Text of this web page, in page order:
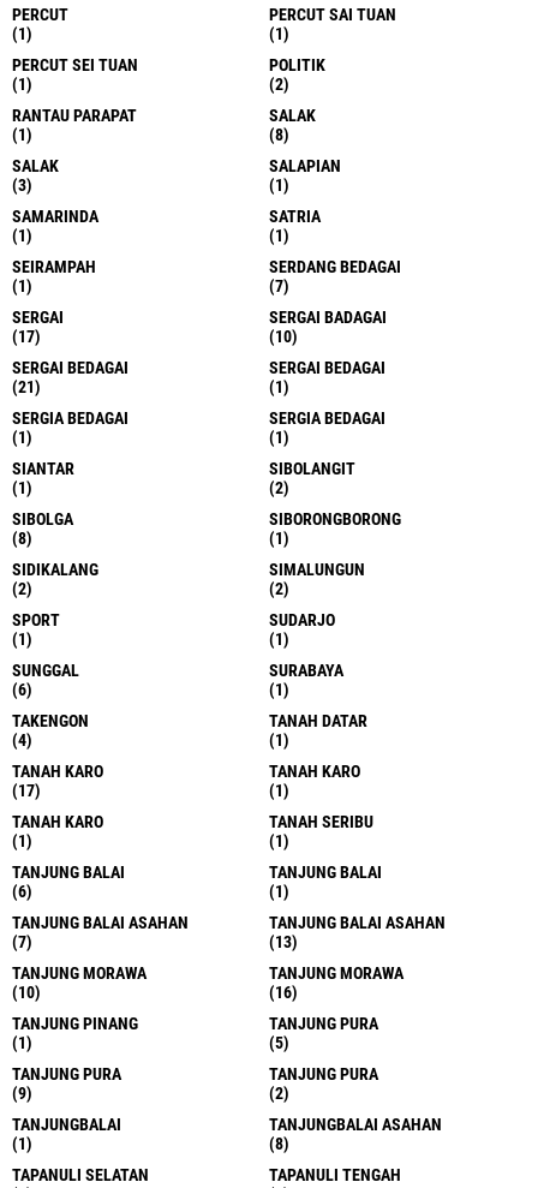
PERCUT
(1)
PERCUT SAI TUAN
(1)
PERCUT SEI TUAN
(1)
POLITIK
(2)
RANTAU PARAPAT
(1)
SALAK
(8)
SALAK
(3)
SALAPIAN
(1)
SAMARINDA
(1)
SATRIA
(1)
SEIRAMPAH
(1)
SERDANG BEDAGAI
(7)
SERGAI
(17)
SERGAI BADAGAI
(10)
SERGAI BEDAGAI
(21)
SERGAI BEDAGAI
(1)
SERGIA BEDAGAI
(1)
SERGIA BEDAGAI
(1)
SIANTAR
(1)
SIBOLANGIT
(2)
SIBOLGA
(8)
SIBORONGBORONG
(1)
SIDIKALANG
(2)
SIMALUNGUN
(2)
SPORT
(1)
SUDARJO
(1)
SUNGGAL
(6)
SURABAYA
(1)
TAKENGON
(4)
TANAH DATAR
(1)
TANAH KARO
(17)
TANAH KARO
(1)
TANAH KARO
(1)
TANAH SERIBU
(1)
TANJUNG BALAI
(6)
TANJUNG BALAI
(1)
TANJUNG BALAI ASAHAN
(7)
TANJUNG BALAI ASAHAN
(13)
TANJUNG MORAWA
(10)
TANJUNG MORAWA
(16)
TANJUNG PINANG
(1)
TANJUNG PURA
(5)
TANJUNG PURA
(9)
TANJUNG PURA
(2)
TANJUNGBALAI
(1)
TANJUNGBALAI ASAHAN
(8)
TAPANULI SELATAN
TAPANULI TENGAH